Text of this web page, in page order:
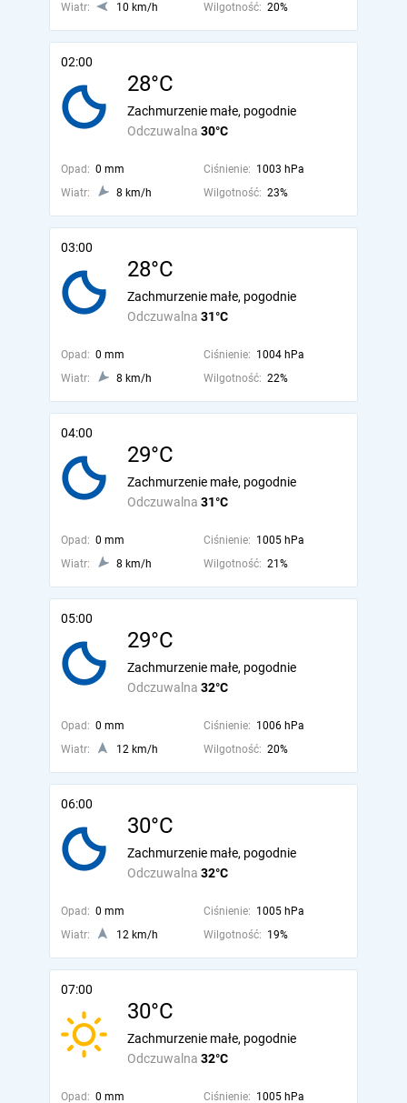
Wiatr:
10 km/h Wilgotność: 20%
02:00
28°C
Odczuwalna 30°C
Zachmurzenie małe, pogodnie
Opad: 0 mm Ciśnienie: 1003 hPa
Wiatr:
8 km/h Wilgotność: 23%
03:00
28°C
Odczuwalna 31°C
Zachmurzenie małe, pogodnie
Opad: 0 mm Ciśnienie: 1004 hPa
Wiatr:
8 km/h Wilgotność: 22%
04:00
29°C
Odczuwalna 31°C
Zachmurzenie małe, pogodnie
Opad: 0 mm Ciśnienie: 1005 hPa
Wiatr:
8 km/h Wilgotność: 21%
05:00
29°C
Odczuwalna 32°C
Zachmurzenie małe, pogodnie
Opad: 0 mm Ciśnienie: 1006 hPa
Wiatr:
12 km/h Wilgotność: 20%
06:00
30°C
Odczuwalna 32°C
Zachmurzenie małe, pogodnie
Opad: 0 mm Ciśnienie: 1005 hPa
Wiatr:
12 km/h Wilgotność: 19%
07:00
30°C
Odczuwalna 32°C
Zachmurzenie małe, pogodnie
Opad: 0 mm Ciśnienie: 1005 hPa